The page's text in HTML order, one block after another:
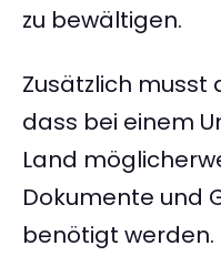
zu bewältigen.
Zusätzlich musst
dass bei einem
Land
Dokumente und
benötigt werden.